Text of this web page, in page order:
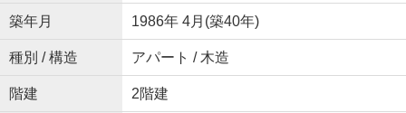
築年月 1986年 4月(築40年)
種別 / 構造 アパート / 木造
階建 2階建